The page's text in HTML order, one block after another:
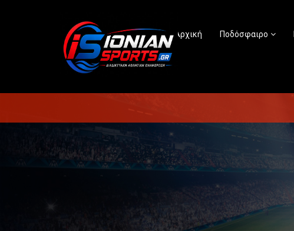
Αρχική Ποδόσφαιρο